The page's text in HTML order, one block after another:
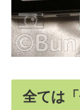
全ては